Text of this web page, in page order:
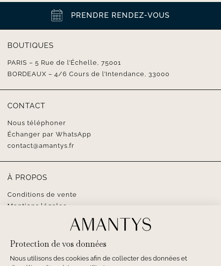
PRENDRE RENDEZ-VOUS
BOUTIQUES
PARIS – 5 Rue de l’Échelle, 75001
BORDEAUX – 4/6 Cours de l’Intendance, 33000
CONTACT
Nous téléphoner
Échanger par WhatsApp
contact@amantys.fr
À PROPOS
Conditions de vente
Mentions légales
SUIVEZ-NOUS